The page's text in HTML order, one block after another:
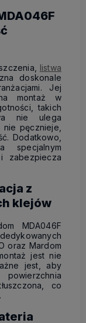
listwa
doskonale
Jej
montaż w
takich
nie ulega
nie pęcznieje,
Dodatkowo,
specjalnym
zabezpiecza
z
klejów
MDA046F
oraz Mardom
jest nie
jest, aby
powierzchnia
co